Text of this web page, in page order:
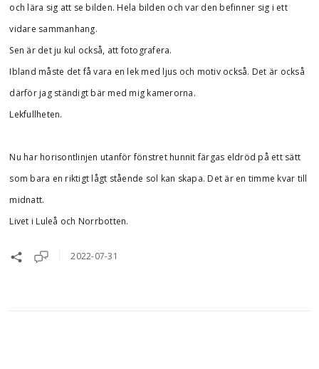
och lära sig att se bilden. Hela bilden och var den befinner sig i ett
vidare sammanhang.
Sen är det ju kul också, att fotografera.
Ibland måste det få vara en lek med ljus och motiv också. Det är också
därför jag ständigt bär med mig kamerorna.
Lekfullheten.
Nu har horisontlinjen utanför fönstret hunnit färgas eldröd på ett sätt
som bara en riktigt lågt stående sol kan skapa. Det är en timme kvar till
midnatt.
Livet i Luleå och Norrbotten.
2022-07-31